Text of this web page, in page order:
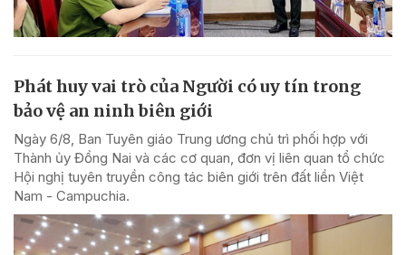
Phát huy vai trò của Người có uy tín trong
bảo vệ an ninh biên giới
Ngày 6/8, Ban Tuyên giáo Trung ương chủ trì phối hợp với
Thành ủy Đồng Nai và các cơ quan, đơn vị liên quan tổ chức
Hội nghị tuyên truyền công tác biên giới trên đất liền Việt
Nam - Campuchia.